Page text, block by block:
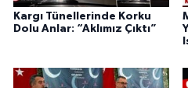
Kargı Tünellerinde Korku
Dolu Anlar: “Aklımız Çıktı”